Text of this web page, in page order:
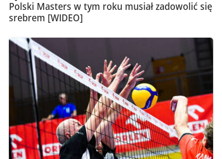
Polski Masters w tym roku musiał zadowolić się
srebrem [WIDEO]